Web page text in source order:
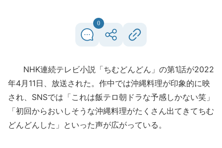
0
NHK連続テレビ小説「ちむどんどん」の第1話が2022
年4月11日、放送された。作中では沖縄料理が印象的に映
され、SNSでは「これは飯テロ朝ドラな予感しかない笑」
「初回からおいしそうな沖縄料理がたくさん出てきてちむ
どんどんした」といった声が広がっている。